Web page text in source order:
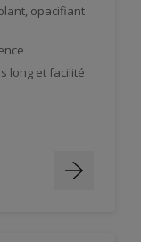
opacifiant
long et facilité